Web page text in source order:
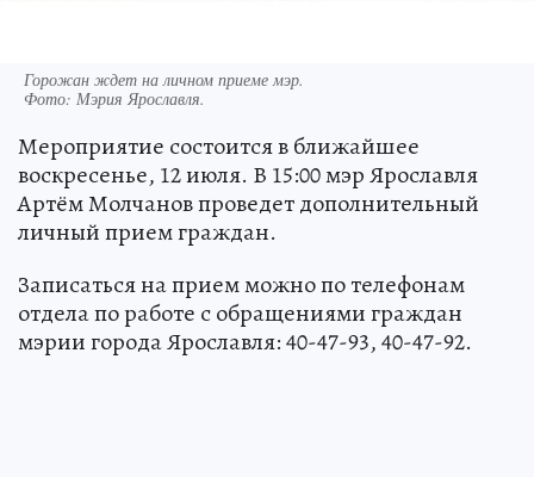
Горожан ждет на личном приеме мэр.
Фото: Мэрия Ярославля.
Мероприятие состоится в ближайшее
воскресенье, 12 июля. В 15:00 мэр Ярославля
Артём Молчанов проведет дополнительный
личный прием граждан.
Записаться на прием можно по телефонам
отдела по работе с обращениями граждан
мэрии города Ярославля: 40-47-93, 40-47-92.